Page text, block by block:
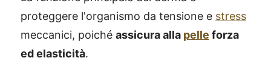
proteggere l'organismo da tensione e stress
meccanici, poiché assicura alla pelle forza
ed elasticità.